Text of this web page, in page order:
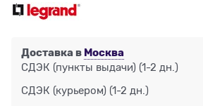
Доставка в Москва
СДЭК (пункты выдачи) (1-2 дн.)
СДЭК (курьером) (1-2 дн.)